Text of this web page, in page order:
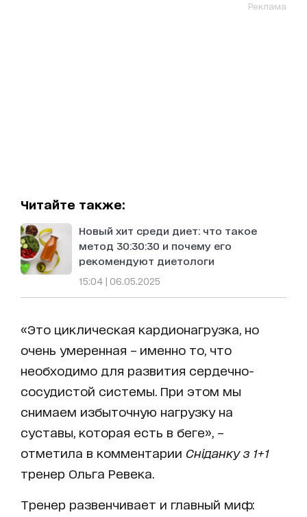
Реклама
Читайте также:
Новый хит среди диет: что такое
метод 30:30:30 и почему его
рекомендуют диетологи
15:04 | 06.05.2025
«Это циклическая кардионагрузка, но
очень умеренная – именно то, что
необходимо для развития сердечно-
сосудистой системы. При этом мы
снимаем избыточную нагрузку на
суставы, которая есть в беге», –
отметила в комментарии Сніданку з 1+1
тренер Ольга Ревека.
Тренер развенчивает и главный миф: